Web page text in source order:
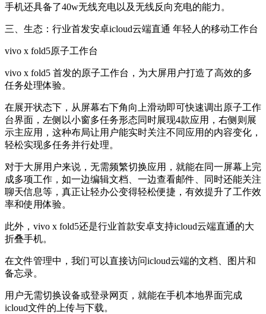
手机还具备了40w无线充电以及无线反向充电的能力。
三、生态：行业首发安卓icloud云端直通 年轻人的移动工作台
vivo x fold5原子工作台
vivo x fold5 首发的原子工作台，为大屏用户打造了高效的多
任务处理体验。
在展开状态下，从屏幕右下角向上滑动即可快速调出原子工作
台界面，左侧以小窗多任务形态同时展现4款应用，右侧则展
示主应用，这种布局让用户能实时关注不同应用的内容变化，
轻松实现多任务并行处理。
对于大屏用户来说，无需频繁切换应用，就能在同一屏幕上完
成多项工作，如一边编辑文档、一边查看邮件、同时还能关注
聊天信息等，真正让轻办公变得轻松便捷，有效提升了工作效
率和使用体验。
此外，vivo x fold5还是行业首款安卓支持icloud云端直通的大
折叠手机。
在文件管理中，我们可以直接访问icloud云端的文档、图片和
备忘录。
用户无需切换设备或登录网页，就能在手机本地界面完成
icloud文件的上传与下载。